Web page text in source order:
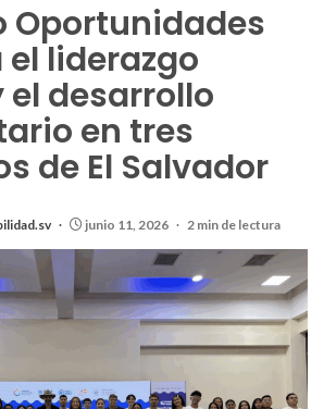
Oportunidades
liderazgo
el desarrollo
en tres
de El Salvador
junio 11, 2026 2 min de lectura